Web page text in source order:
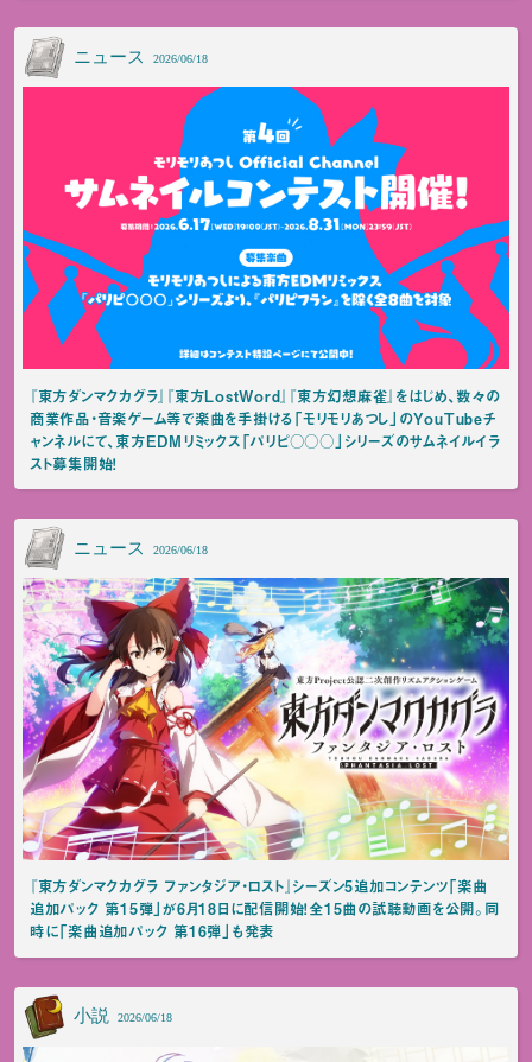
ニュース 2026/06/18
『東方ダンマクカグラ』『東方LostWord』『東方幻想麻雀』をはじめ、数々の
商業作品・音楽ゲーム等で楽曲を手掛ける「モリモリあつし」のYouTubeチ
ャンネルにて、東方EDMリミックス「パリピ○○○」シリーズのサムネイルイラ
スト募集開始！
ニュース 2026/06/18
『東方ダンマクカグラ ファンタジア・ロスト』シーズン5追加コンテンツ「楽曲
追加パック 第15弾」が6月18日に配信開始！全15曲の試聴動画を公開。同
時に「楽曲追加パック 第16弾」も発表
小説 2026/06/18